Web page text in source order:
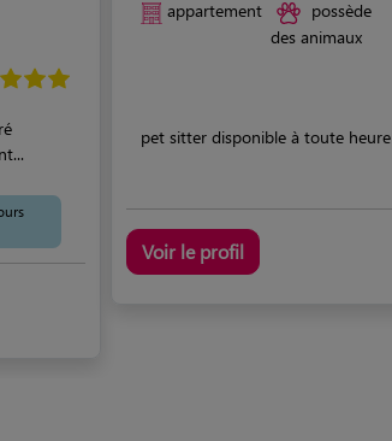
appartement
possède
des animaux
pet sitter disponible à toute heure
Voir le profil